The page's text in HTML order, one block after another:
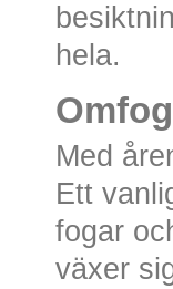
hela.
Med
Ett
fogar
växer